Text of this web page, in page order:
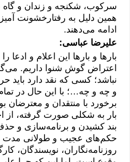
سرکوب، شکنجه و زندان و گاه
همین دلیل به رفتارخشونت
ادامه می‌دهند.
علیرضا عباسی:
بارها و بارها این اعلام و ادعا
اعتراض گوش شنوا داریم.
نباشد؛ کسی که نقد دارد باید
و چه و چه…؛ با این حال در
برخورد با منتقدان و معترضان
بار به شکلی صورت گرفته، از
بند کشیدن و برنامه‌سازی و
حکم‌های عجیب و طولانی مدت
روزنامه‌نگاران، نویسندگان،